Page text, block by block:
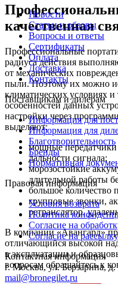
качественная
Профессиональные
радиуса действия
от механических
пыли. Поэтому их можно
климатических условиях
особенностей данных
настройки через
выделяют:
мощные
дальности сигнала;
морозостойкие
длительной работы
большое количество
групповые звонки,
ретранслятор,
В компании «Авангард»
отличающийся высокой
в эксплуатации и
вопросам обращайтесь к
Новости
Статьи и обзоры
Вопросы и ответы
Сертификаты
Оплата
Доставка
Контакты
Поставщикам и дилерам
Информация для
Информация для
Благотворительность
Бренды
Нормативная
Правовая информация
Условия возврата
Политика
Согласие на
Согласие на рассылку
Контактная информация
г. Москва, ул. Берзарина,
mail@bronegilet.ru